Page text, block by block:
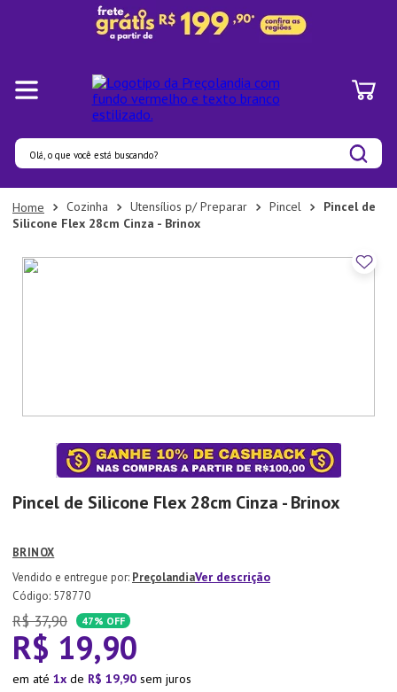
Olá, o que você está buscando?
Cozinha Utensílios p/ Preparar Pincel
Pincel de
Silicone Flex 28cm Cinza - Brinox
Pincel de Silicone Flex 28cm Cinza - Brinox
BRINOX
PreçolandiaVer descrição
: 578770
R$ 37,90 47% OFF
R$ 19,90
em até 1 de R$ 19,90 sem juros
Termos mais buscados
1º
Pratos
2º
Panelas
7º
Copo
Aparelho Jantar
Lixeira
10º Panela Pressão